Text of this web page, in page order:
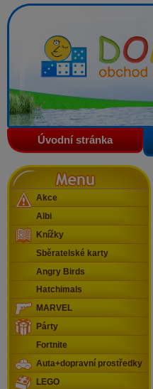
Domino - obchod s
Úvodní stránka
Menu
Akce
Albi
Knížky
Sběratelské karty
Angry Birds
Hatchimals
MARVEL
Párty
Fortnite
Auta+dopravní prostředky
LEGO